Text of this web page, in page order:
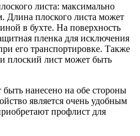
листа: максимально
плоского листа может
в бухте. На поверхность
пленка для исключения
его транспортировке. Также
плоский лист может быть
нанесено на обе стороны
является очень удобным
профлист для